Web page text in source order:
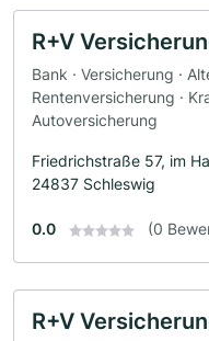
R+V
Bank · Versicherung ·
Rentenversicherung ·
Autoversicherung
Friedrichstraße 57, im
24837 Schleswig
0.0 (0
R+V